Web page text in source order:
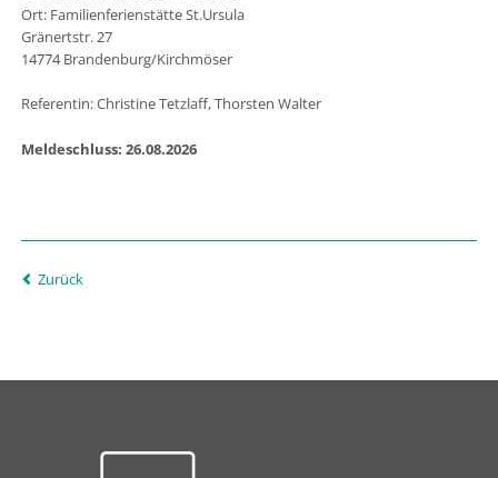
Ort: Familienferienstätte St.Ursula
Gränertstr. 27
14774 Brandenburg/Kirchmöser
Referentin: Christine Tetzlaff, Thorsten Walter
Meldeschluss: 26.08.2026
Zurück